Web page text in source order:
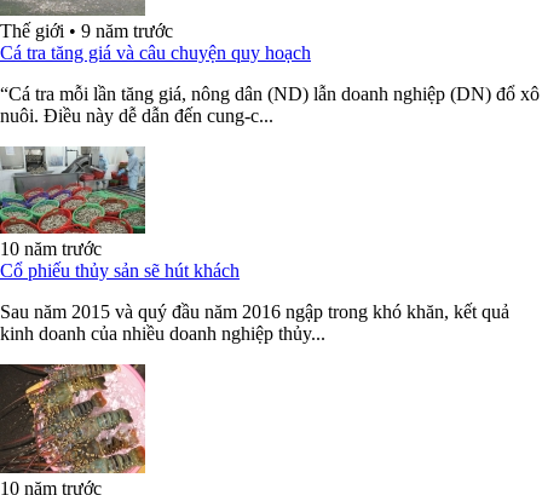
Thế giới • 9 năm trước
Cá tra tăng giá và câu chuyện quy hoạch
“Cá tra mỗi lần tăng giá, nông dân (ND) lẫn doanh nghiệp (DN) đổ xô
nuôi. Điều này dễ dẫn đến cung-c...
10 năm trước
Cổ phiếu thủy sản sẽ hút khách
Sau năm 2015 và quý đầu năm 2016 ngập trong khó khăn, kết quả
kinh doanh của nhiều doanh nghiệp thủy...
10 năm trước